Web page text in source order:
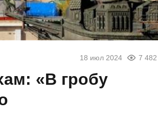
18 июл 2024 7 482
«В гробу